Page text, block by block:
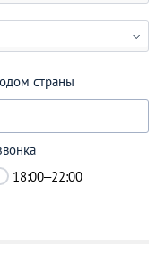
страны
18:00–22:00